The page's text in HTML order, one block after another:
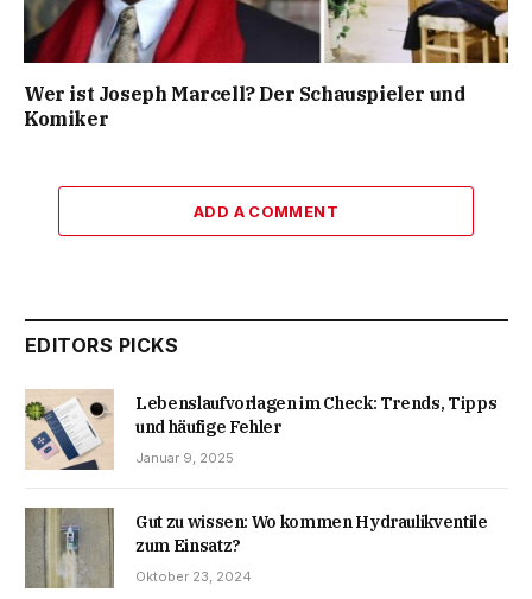
Wer ist Joseph Marcell? Der Schauspieler und
Komiker
ADD A COMMENT
EDITORS PICKS
Lebenslaufvorlagen im Check: Trends, Tipps
und häufige Fehler
Januar 9, 2025
Gut zu wissen: Wo kommen Hydraulikventile
zum Einsatz?
Oktober 23, 2024